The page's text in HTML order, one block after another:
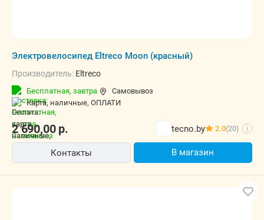
Электровелосипед Eltreco Moon (красный)
Производитель: Eltreco
Бесплатная, завтра
Самовывоз
карта, наличные, ОПЛАТИ
2 690,00р. tecno.by 2.0(20) i
Контакты В магазин